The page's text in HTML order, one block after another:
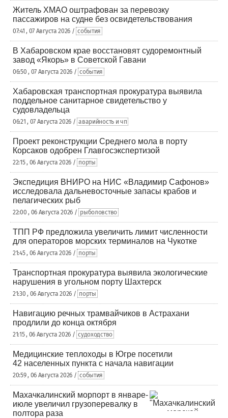
Житель ХМАО оштрафован за перевозку
пассажиров на судне без освидетельствования
07:41 , 07 Августа 2026 / события
В Хабаровском крае восстановят судоремонтный
завод «Якорь» в Советской Гавани
06:50 , 07 Августа 2026 / события
Хабаровская транспортная прокуратура выявила
поддельное санитарное свидетельство у
судовладельца
06:21 , 07 Августа 2026 / аварийность и чп
Проект реконструкции Среднего мола в порту
Корсаков одобрен Главгосэкспертизой
22:15 , 06 Августа 2026 / порты
Экспедиция ВНИРО на НИС «Владимир Сафонов»
исследовала дальневосточные запасы крабов и
пелагических рыб
22:00 , 06 Августа 2026 / рыболовство
ТПП РФ предложила увеличить лимит численности
для операторов морских терминалов на Чукотке
21:45 , 06 Августа 2026 / порты
Транспортная прокуратура выявила экологические
нарушения в угольном порту Шахтерск
21:30 , 06 Августа 2026 / порты
Навигацию речных трамвайчиков в Астрахани
продлили до конца октября
21:15 , 06 Августа 2026 / судоходство
Медицинские теплоходы в Югре посетили
42 населенных пункта с начала навигации
20:59 , 06 Августа 2026 / события
Махачкалинский морпорт в январе-
июле увеличил грузоперевалку в
полтора раза